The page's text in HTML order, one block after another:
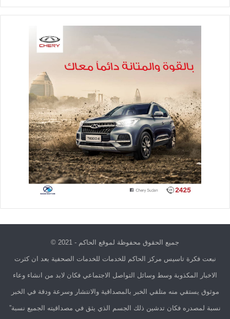
جميع الحقوق محفوظة لموقع الحاكم - 2021 ©
نبعت فكرة تاسيس مركز الحاكم للخدمات للخدمات الصحفية بعد ان كثرت
الاخبار المكذوبة وسط وسائل التواصل الاجتماعي فكان لابد من انشاء وعاء
موثوق يستقي منه متلقي الخبر بالمصداقية والانتشار وسرعة ودقة في الخبر
نسبة لمصدره فكان تدشين ذلك الجسم الذي يثق في مصداقيته الجميع نسبة”